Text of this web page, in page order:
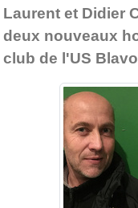
Laurent et Didier
deux nouveaux
club de l'US